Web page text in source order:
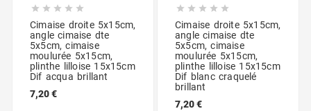
    
Cimaise droite 5x15cm,
angle cimaise dte
5x5cm, cimaise
moulurée 5x15cm,
plinthe lilloise 15x15cm
Dif acqua brillant
7,20 €
    
Cimaise droite 5x15cm,
angle cimaise dte
5x5cm, cimaise
moulurée 5x15cm,
plinthe lilloise 15x15cm
Dif blanc craquelé
brillant
7,20 €